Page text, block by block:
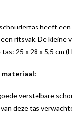
heeft
ritsvak. De kleine
25 x 28 x 5,5 cm
materiaal:
verstelbare
deze tas